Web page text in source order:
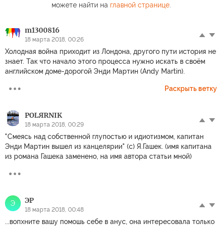
можете найти на главной странице.
m1300816
18 марта 2018, 00:26
Холодная война приходит из Лондона, другого пути история не
знает. Так что начало этого процесса нужно искать в своём
английском доме-дорогой Энди Мартин (Andy Martin).
Раскрыть ветку
POLЯRNIK
18 марта 2018, 00:29
"Смеясь над собственной глупостью и идиотизмом, капитан
Энди Мартин вышел из канцелярии" (с) Я.Гашек. (имя капитана
из романа Гашека заменено, на имя автора статьи мной)
Э ЭР
18 марта 2018, 00:48
...вопхните вашу помошь себе в анус, она интересовала только